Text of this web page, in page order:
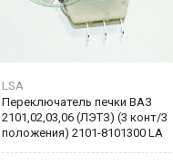
LSA
Переключатель печки ВАЗ
2101,02,03,06 (ЛЭТЗ) (3 конт/3
положения) 2101-8101300 LA